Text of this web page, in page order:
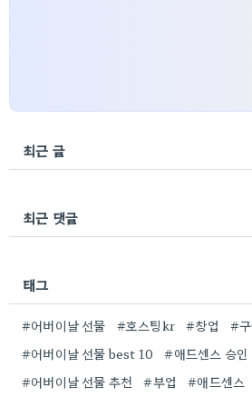
최근 글
최근 댓글
태그
#어버이날 선물 #호스팅kr #창업
#
#어버이날 선물 best 10
#애드센스 승인
#어버이날 선물 추천
#부업 #애드센스